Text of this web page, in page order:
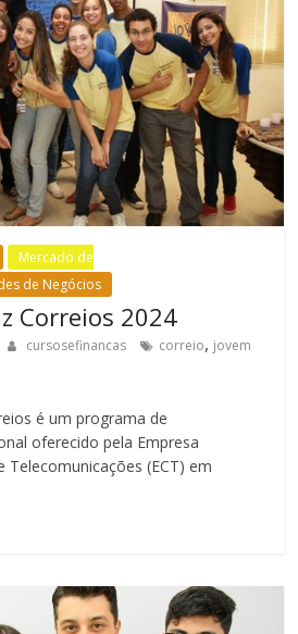
Mercado de
de Negócios
Correios 2024
cursosefinancas correio, jovem
é um programa de
oferecido pela Empresa
Telecomunicações (ECT) em